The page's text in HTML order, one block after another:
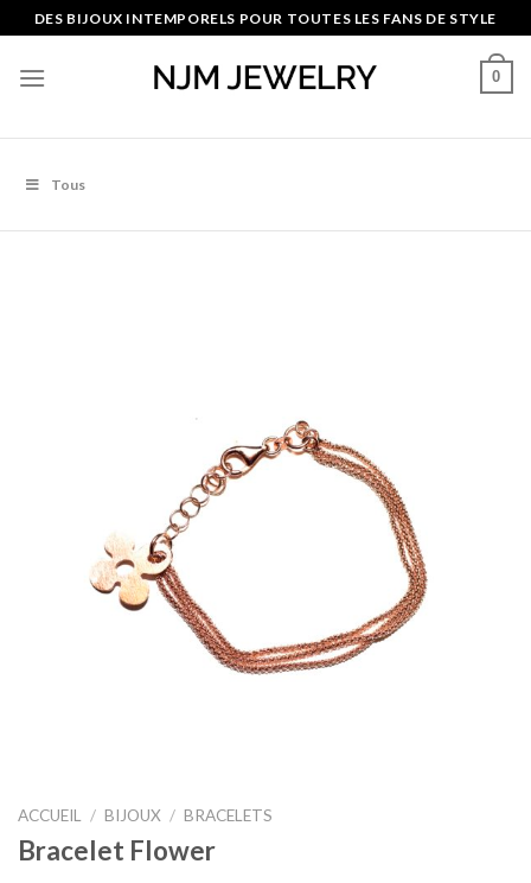
to
content
DES BIJOUX INTEMPORELS POUR TOUTES LES FANS DE STYLE
0
Tous
ACCUEIL / BIJOUX / BRACELETS
Bracelet Flower